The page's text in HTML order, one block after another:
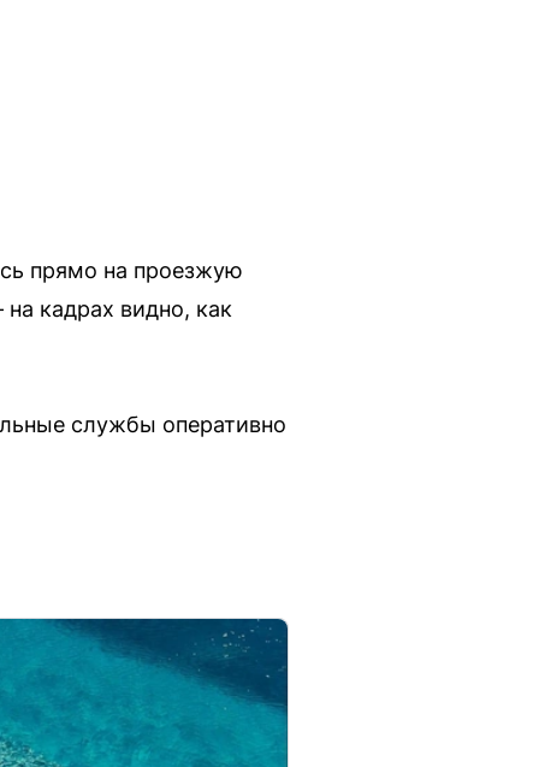
прямо на проезжую
кадрах видно, как
службы оперативно